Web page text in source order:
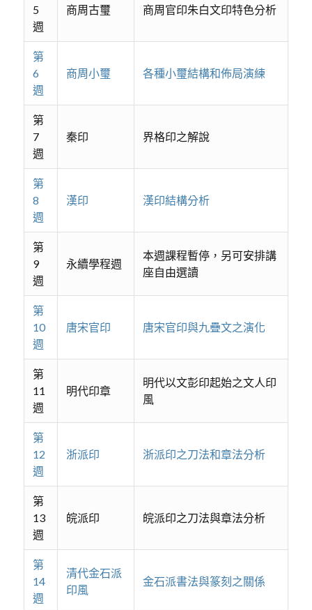
5
週
商周古璽 商周官印朱白文印特色分析
第
6
週
商周小璽 各種小璽結構和佈局演練
第
7
週
秦印 界格印之解說
第
8
週
漢印 漢印結構分析
第
9
週
永續學程週
本週課程暫停，另可安排講
座自由選讀
第
10
週
唐宋官印 唐宋官印與九疊文之演化
第
11
週
明代印章
明代以文彭印起始之文人印
風
第
12
週
浙派印 浙派印之刀法和章法分析
第
13
週
皖派印 皖派印之刀法與章法分析
第
14
週
清代金石派
印風
金石派書法與篆刻之關係